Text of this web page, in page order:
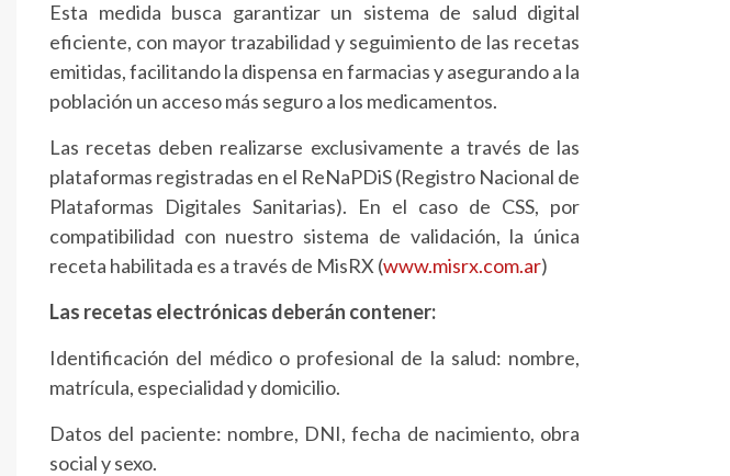
Esta medida busca garantizar un sistema de salud digital
eficiente, con mayor trazabilidad y seguimiento de las recetas
emitidas, facilitando la dispensa en farmacias y asegurando a la
población un acceso más seguro a los medicamentos.
Las recetas deben realizarse exclusivamente a través de las
plataformas registradas en el ReNaPDiS (Registro Nacional de
Plataformas Digitales Sanitarias). En el caso de CSS, por
compatibilidad con nuestro sistema de validación, la única
receta habilitada es a través de MisRX (www.misrx.com.ar)
Las recetas electrónicas deberán contener:
Identificación del médico o profesional de la salud: nombre,
matrícula, especialidad y domicilio.
Datos del paciente: nombre, DNI, fecha de nacimiento, obra
social y sexo.